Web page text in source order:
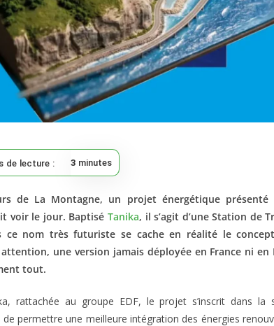
de lecture : 3 minutes
de La Montagne, un projet énergétique
voir le jour. Baptisé Tanika, il s’agit d’une Station de
ce nom très futuriste se cache en réalité le
une version jamais déployée en France ni en
tout.
rattachée au groupe EDF, le projet s’inscrit dans la
de permettre une meilleure intégration des énergies